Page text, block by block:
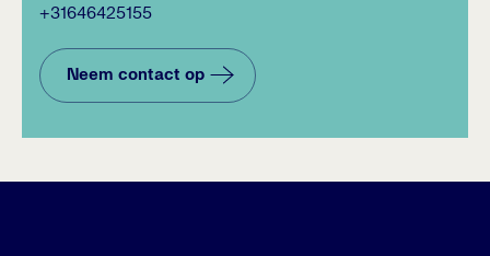
+31646425155
Neem contact op